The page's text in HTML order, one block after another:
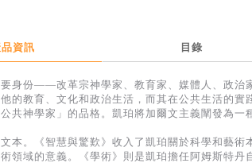
品資訊 目錄
身份——改革宗神學家、教育家、媒體人、政治
的教育、文化和政治生活，而其在公共生活的實
共神學家」的品格。凱珀將加爾文主義闡發為一
本。《智慧與驚歎》收入了凱珀關於科學和藝術
領域的意義。《學術》則是凱珀擔任阿姆斯特丹